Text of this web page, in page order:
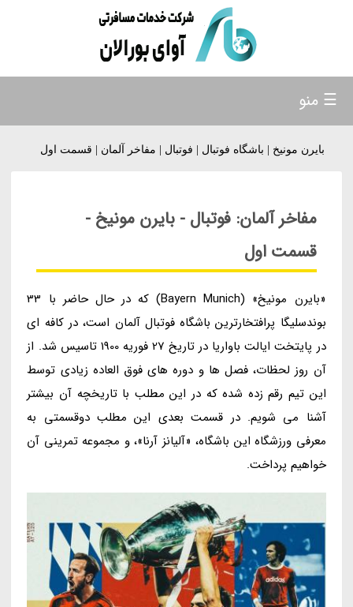
بایرن مونیخ | باشگاه فوتبال | فوتبال | مفاخر آلمان | قسمت اول
مفاخر آلمان: فوتبال - بایرن مونیخ -
قسمت اول
«بایرن مونیخ» (Bayern Munich) که در حال حاضر با 33
بوندسلیگا پرافتخارترین باشگاه فوتبال آلمان است، در کافه ای
در پایتخت ایالت باواریا در تاریخ 27 فوریه 1900 تاسیس شد. از
آن روز لحظات، فصل ها و دوره های فوق العاده زیادی توسط
این تیم رقم زده شده که در این مطلب با تاریخچه آن بیشتر
آشنا می شویم. در قسمت بعدی این مطلب دوقسمتی به
معرفی ورزشگاه این باشگاه، «آلیانز آرنا»، و مجموعه تمرینی آن
خواهیم پرداخت.
☰ منو